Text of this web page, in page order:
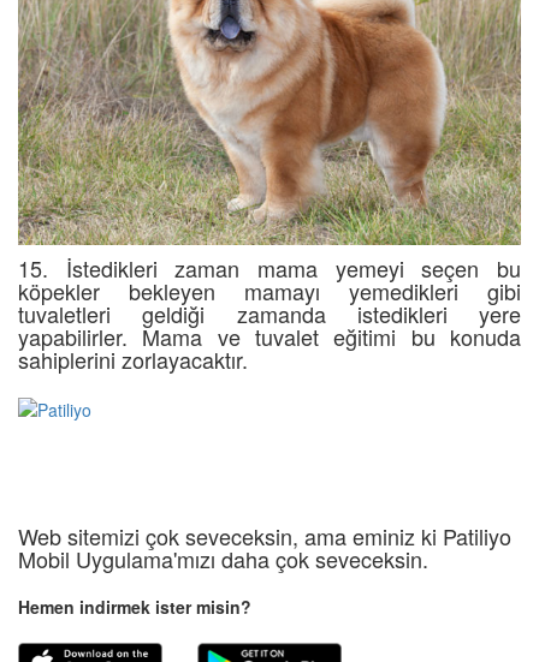
15. İstedikleri zaman mama yemeyi seçen bu
köpekler bekleyen mamayı yemedikleri gibi
tuvaletleri geldiği zamanda istedikleri yere
yapabilirler. Mama ve tuvalet eğitimi bu konuda
sahiplerini zorlayacaktır.
Web sitemizi çok seveceksin, ama eminiz ki Patiliyo
Mobil Uygulama'mızı daha çok seveceksin.
Hemen indirmek ister misin?